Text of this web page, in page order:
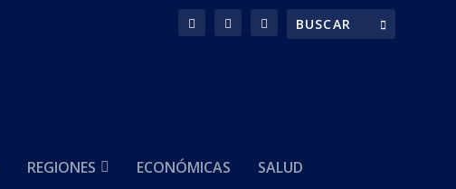
REGIONES ECONÓMICAS SALUD